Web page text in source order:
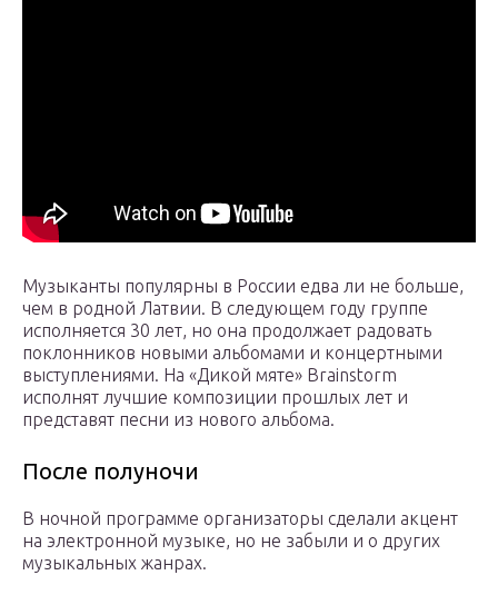
Музыканты популярны в России едва ли не больше,
чем в родной Латвии. В следующем году группе
исполняется 30 лет, но она продолжает радовать
поклонников новыми альбомами и концертными
выступлениями. На «Дикой мяте» Brainstorm
исполнят лучшие композиции прошлых лет и
представят песни из нового альбома.
После полуночи
В ночной программе организаторы сделали акцент
на электронной музыке, но не забыли и о других
музыкальных жанрах.